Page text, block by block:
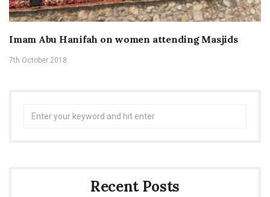
Imam Abu Hanifah on women attending Masjids
7th October 2018
Recent Posts